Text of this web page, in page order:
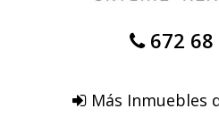
672
Más Inmuebles